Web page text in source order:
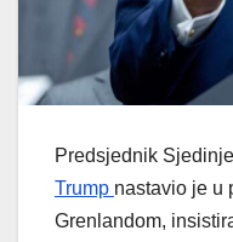
Predsjednik
Trump nastavio je u
Grenlandom,